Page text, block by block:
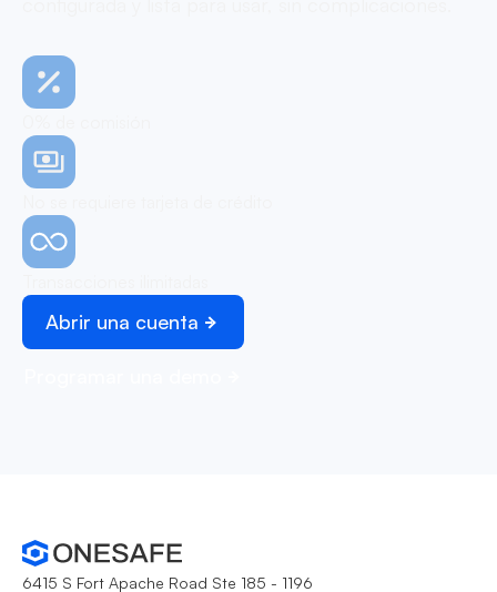
Abrir una cuenta
6415 S Fort Apache Road Ste 185 - 1196